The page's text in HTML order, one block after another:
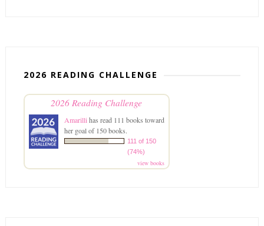
2026 READING CHALLENGE
2026 Reading Challenge
Amarillihas read 111 books toward
her goal of 150 books.
111 of 150
(74%)
view books